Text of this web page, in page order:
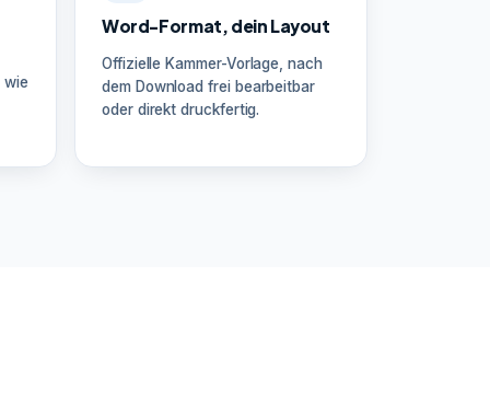
wie
Word-Format, dein Layout
Offizielle Kammer-Vorlage, nach
dem Download frei bearbeitbar
oder direkt druckfertig.